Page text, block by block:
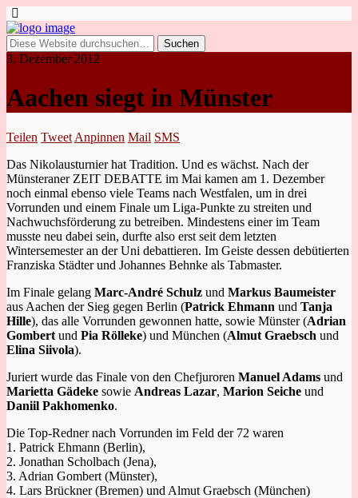
3. Dezember 2012
Aachen siegt in Münster
Teilen Tweet Anpinnen Mail SMS
Das Nikolausturnier hat Tradition. Und es wächst. Nach der
Münsteraner ZEIT DEBATTE im Mai kamen am 1. Dezember
noch einmal ebenso viele Teams nach Westfalen, um in drei
Vorrunden und einem Finale um Liga-Punkte zu streiten und
Nachwuchsförderung zu betreiben. Mindestens einer im Team
musste neu dabei sein, durfte also erst seit dem letzten
Wintersemester an der Uni debattieren. Im Geiste dessen debütierten
Franziska Städter und Johannes Behnke als Tabmaster.
Im Finale gelang Marc-André Schulz und Markus Baumeister
aus Aachen der Sieg gegen Berlin (Patrick Ehmann und Tanja
Hille), das alle Vorrunden gewonnen hatte, sowie Münster (Adrian
Gombert und Pia Rölleke) und München (Almut Graebsch und
Elina Siivola).
Juriert wurde das Finale von den Chefjuroren Manuel Adams und
Marietta Gädeke sowie Andreas Lazar, Marion Seiche und
Daniil Pakhomenko.
Die Top-Redner nach Vorrunden im Feld der 72 waren
1. Patrick Ehmann (Berlin),
2. Jonathan Scholbach (Jena),
3. Adrian Gombert (Münster),
4. Lars Brückner (Bremen) und Almut Graebsch (München)